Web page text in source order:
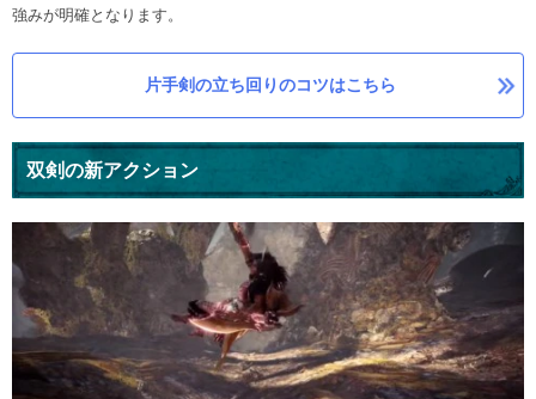
強みが明確となります。
片手剣の立ち回りのコツはこちら
双剣の新アクション